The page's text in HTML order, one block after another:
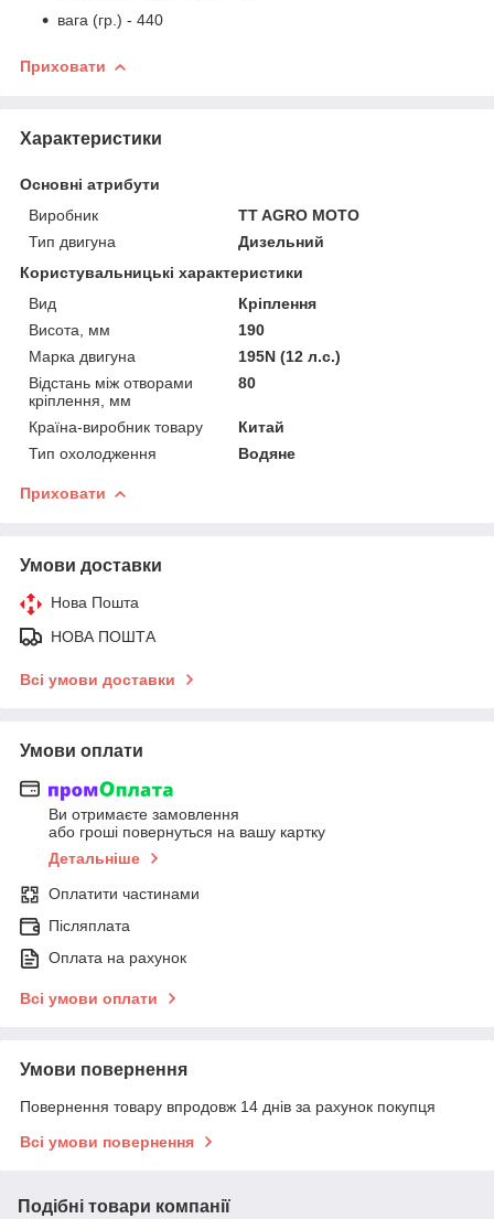
вага (гр.) - 440
Приховати
Характеристики
Основні атрибути
Виробник
TT AGRO MOTO
Тип двигуна
Дизельний
Користувальницькі характеристики
Вид
Кріплення
Висота, мм
190
Марка двигуна
195N (12 л.с.)
Відстань між отворами
кріплення, мм
80
Країна-виробник товару
Китай
Тип охолодження
Водяне
Приховати
Умови доставки
Нова Пошта
НОВА ПОШТА
Всі умови доставки
Умови оплати
Ви отримаєте замовлення
або гроші повернуться на вашу картку
Детальніше
Оплатити частинами
Післяплата
Оплата на рахунок
Всі умови оплати
Умови повернення
Повернення товару впродовж 14 днів за рахунок покупця
Всі умови повернення
Подібні товари компанії